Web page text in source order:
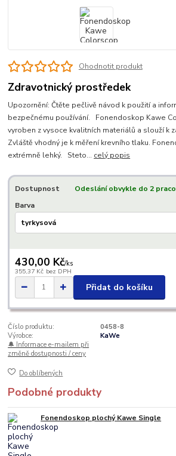
Ohodnotit produkt
Zdravotnický prostředek
Upozornění: Čtěte pečlivě návod k použití a
bezpečnému používání. Fonendoskop Kawe
vyroben z vysoce kvalitních materiálů a slouží k
Zvláště vhodný je k měření krevního tlaku.
extrémně lehký. Steto... celý popis
Dostupnost
Odeslání obvykle do 2
Barva
430,00 Kč/ks
355,37 Kč bez DPH
Přidat do košíku
Číslo produktu:
0458-8
Výrobce:
KaWe
🔔 Informace e-mailem při
změně dostupnosti / ceny
Do oblíbených
Podobné produkty
Fonendoskop plochý Kawe Single